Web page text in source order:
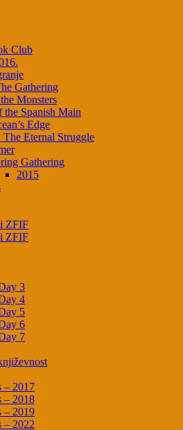
Club
Gathering
Monsters
the Spanish Main
Edge
The Eternal Struggle
Gathering
2015
ZFIF
ZFIF
3
4
5
6
7
– 2017
– 2018
– 2019
– 2022